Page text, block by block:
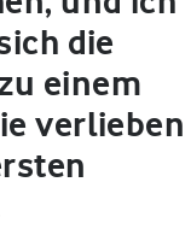
die
einem
verlieben